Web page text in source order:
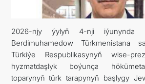
KABUL EDILIŞIK
ARAGATNAŞYK
RESMINAMALAR
2026-njy ýylyň 4-nji iýunynda
Berdimuhamedow Türkmenistana
Türkiýe Respublikasynyň wise-
hyzmatdaşlyk boýunça
toparynyň türk tarapynyň başlygy